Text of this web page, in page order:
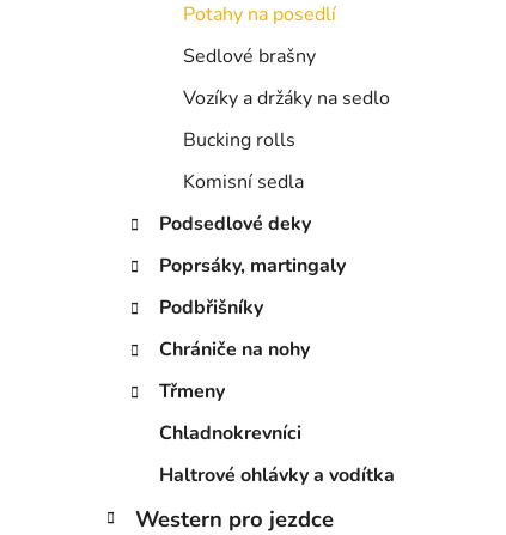
Potahy na posedlí
Sedlové brašny
Vozíky a držáky na sedlo
Bucking rolls
Komisní sedla
Podsedlové deky
Poprsáky, martingaly
Podbřišníky
Chrániče na nohy
Třmeny
Chladnokrevníci
Haltrové ohlávky a vodítka
Western pro jezdce